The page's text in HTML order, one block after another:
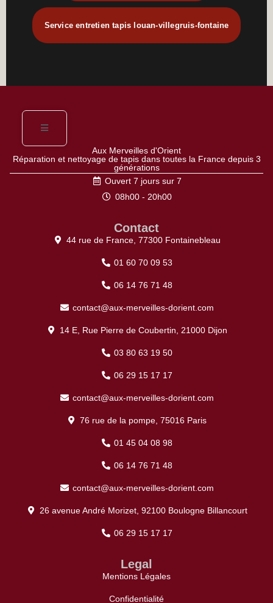
Service entretien tapis louan-villegruis-fontaine
Aux Merveilles d'Orient
Réparation et nettoyage de tapis dans toutes la France depuis 3
générations
Ouvert 7 jours sur 7
08h00 - 20h00
Contact
44 rue de France, 77300 Fontainebleau
01 60 70 09 53
06 14 76 71 48
contact@aux-merveilles-dorient.com
14 E, Rue Pierre de Coubertin, 21000 Dijon
03 80 63 19 50
06 29 15 17 17
contact@aux-merveilles-dorient.com
76 rue de la pompe, 75016 Paris
01 45 04 08 98
06 14 76 71 48
contact@aux-merveilles-dorient.com
26 avenue André Morizet, 92100 Boulogne Billancourt
06 29 15 17 17
Legal
Mentions Légales
Confidentialité